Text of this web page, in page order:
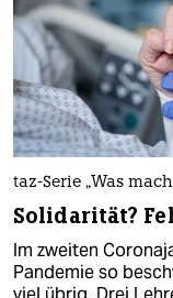
taz-Serie „Was
Solidarität?
Im zweiten
Pandemie so